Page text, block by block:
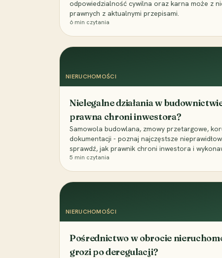
odpowiedzialność cywilna oraz karna może z
prawnych z aktualnymi przepisami.
6 min czytania
NIERUCHOMOŚCI
Nielegalne działania w
prawna chroni inwestora?
Samowola budowlana, zmowy przetargowe,
dokumentacji - poznaj najczęstsze
sprawdź, jak prawnik chroni inwestora i
5 min czytania
NIERUCHOMOŚCI
Pośrednictwo w obrocie
grozi po deregulacji?